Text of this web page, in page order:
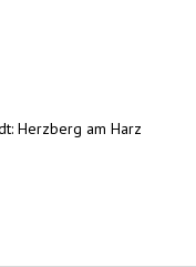
Herzberg am Harz